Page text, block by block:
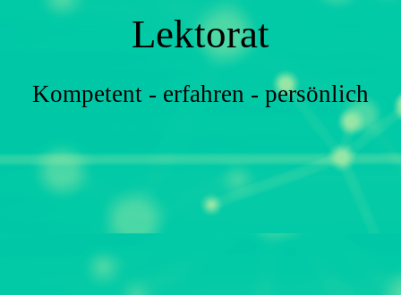
Lektorat
Kompetent - erfahren - persönlich